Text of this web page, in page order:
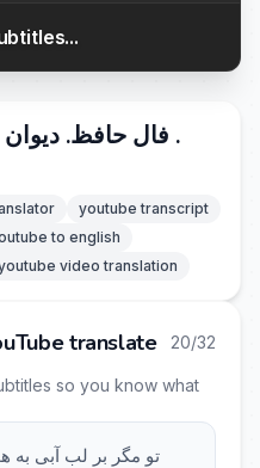
youtube transcript
to english
video translation
translate 20/32
so you know what
تو مگر بر لب آبی به